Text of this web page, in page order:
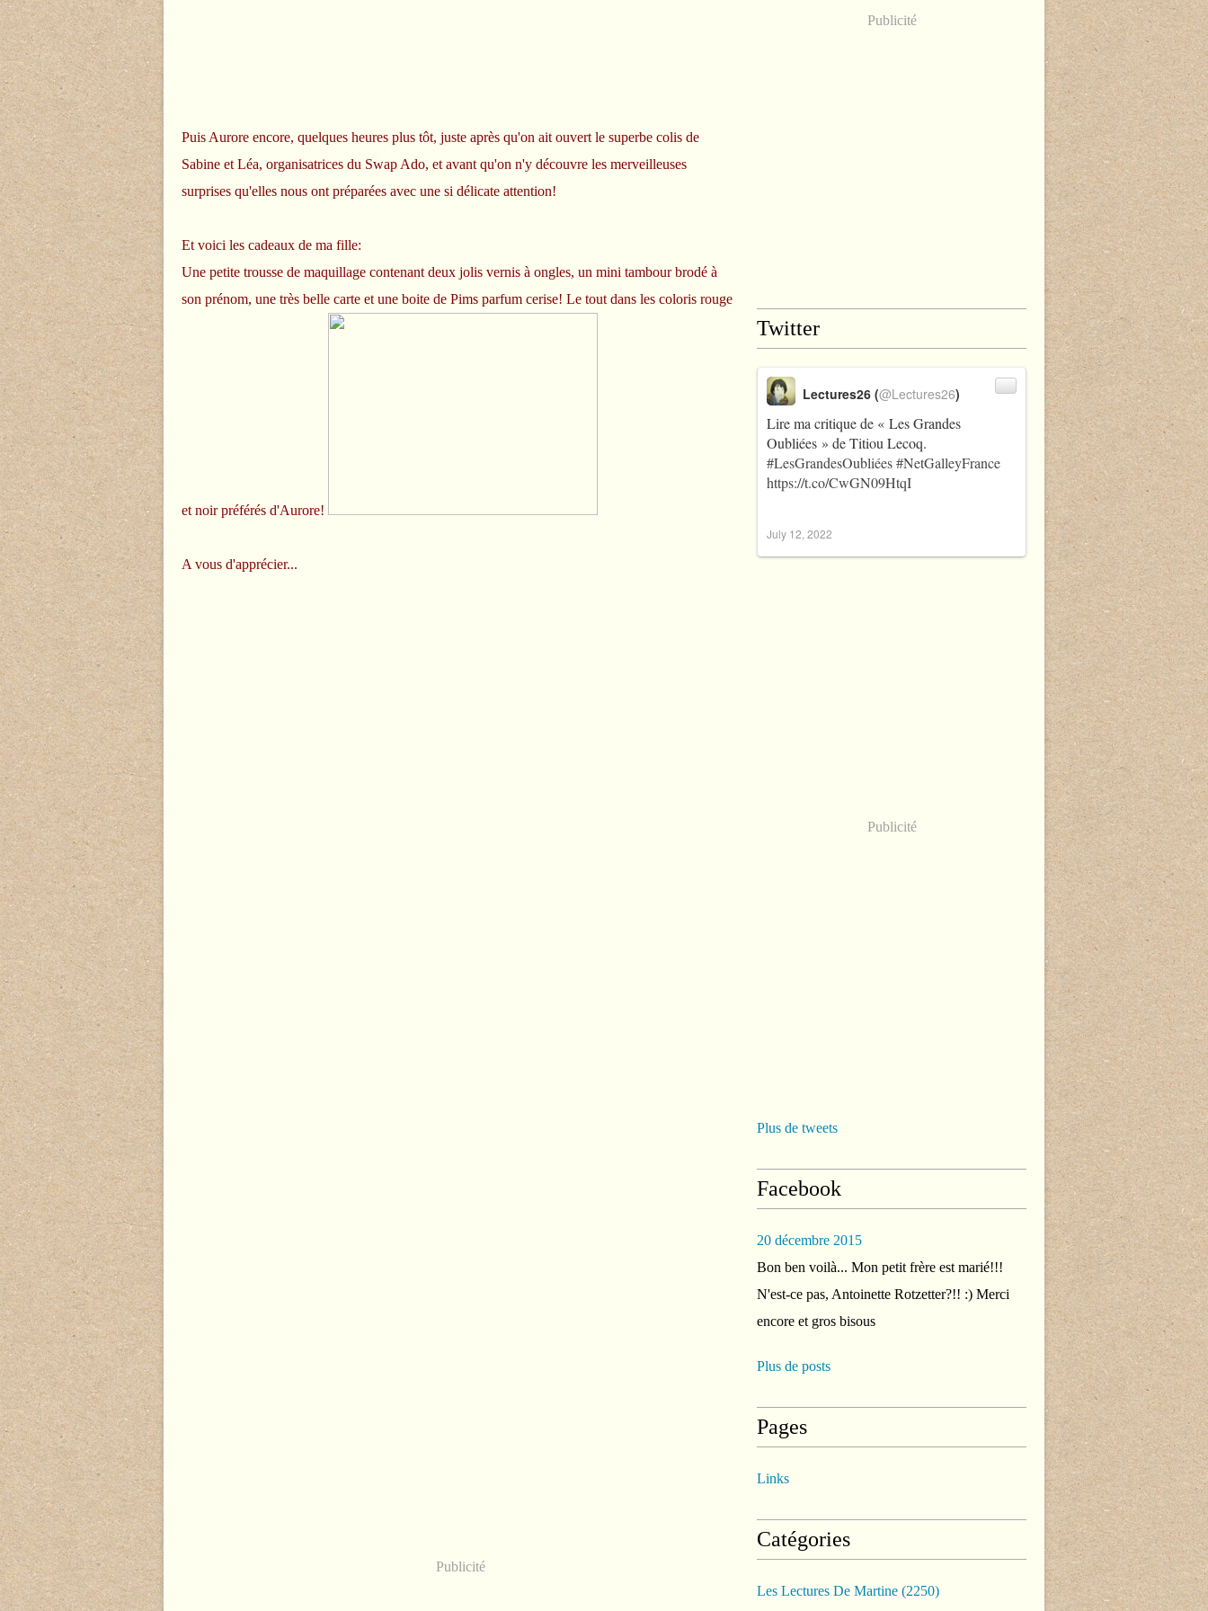
Puis Aurore encore, quelques heures plus tôt, juste après qu'on ait ouvert le superbe colis de
Sabine et Léa, organisatrices du Swap Ado, et avant qu'on n'y découvre les merveilleuses
surprises qu'elles nous ont préparées avec une si délicate attention!
Et voici les cadeaux de ma fille:
Une petite trousse de maquillage contenant deux jolis vernis à ongles, un mini tambour brodé à
son prénom, une très belle carte et une boite de Pims parfum cerise! Le tout dans les coloris rouge
et noir préférés d'Aurore!
A vous d'apprécier...
Publicité
Publicité
Twitter
Lire ma critique de « Les Grandes
Oubliées » de Titiou Lecoq.
#LesGrandesOubliées#NetGalleyFrance
https://t.co/CwGN09HtqI
Lectures26 (@Lectures26)
July 12, 2022
Publicité
Plus de tweets
Facebook
20 décembre 2015
Bon ben voilà... Mon petit frère est marié!!!
N'est-ce pas, Antoinette Rotzetter?!! :) Merci
encore et gros bisous
Plus de posts
Pages
Links
Catégories
Les Lectures De Martine (2250)